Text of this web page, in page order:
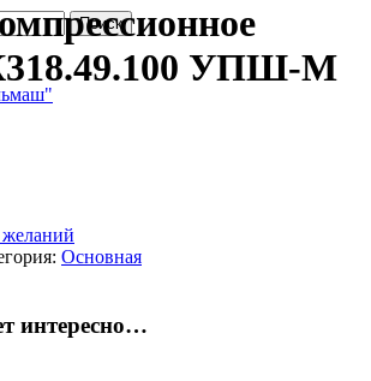
Поиск
УПШ-М
желаний
Основная
интересно…